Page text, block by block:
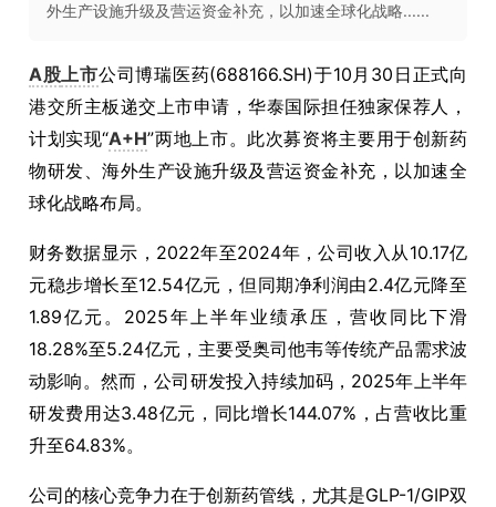
外生产设施升级及营运资金补充，以加速全球化战略......
A股上市公司博瑞医药(688166.SH)于10月30日正式向
港交所主板递交上市申请，华泰国际担任独家保荐人，
计划实现“A+H”两地上市。此次募资将主要用于创新药
物研发、海外生产设施升级及营运资金补充，以加速全
球化战略布局。
财务数据显示，2022年至2024年，公司收入从10.17亿
元稳步增长至12.54亿元，但同期净利润由2.4亿元降至
1.89亿元。2025年上半年业绩承压，营收同比下滑
18.28%至5.24亿元，主要受奥司他韦等传统产品需求波
动影响。然而，公司研发投入持续加码，2025年上半年
研发费用达3.48亿元，同比增长144.07%，占营收比重
升至64.83%。
公司的核心竞争力在于创新药管线，尤其是GLP-1/GIP双